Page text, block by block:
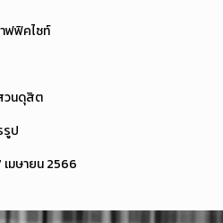
ฟฟิคไซท์
วนดุสิต
รูป
มษายน 2566